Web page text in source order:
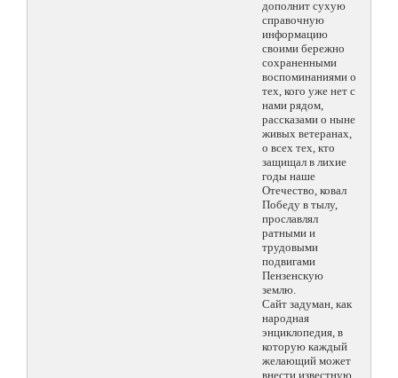
дополнит сухую
справочную
информацию
своими бережно
сохраненными
воспоминаниями о
тех, кого уже нет с
нами рядом,
рассказами о ныне
живых ветеранах,
о всех тех, кто
защищал в лихие
годы наше
Отечество, ковал
Победу в тылу,
прославлял
ратными и
трудовыми
подвигами
Пензенскую
землю.
Сайт задуман, как
народная
энциклопедия, в
которую каждый
желающий может
внести известную